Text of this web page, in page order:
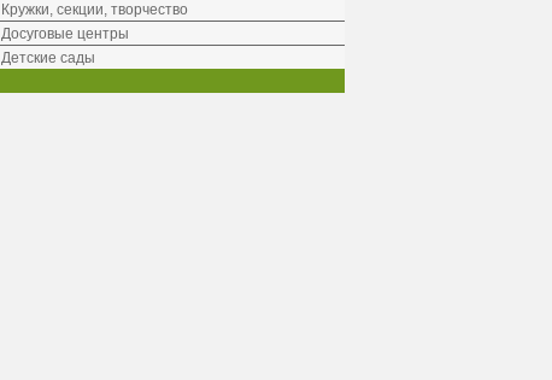
Кружки, секции, творчество
Досуговые центры
Детские сады